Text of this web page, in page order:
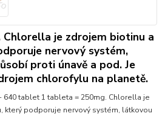
je zdrojem biotinu a
nervový systém,
proti únavě a pod. Je
chlorofylu na planetě.
640 tablet 1 tableta = 250mg. Chlorella je
který podporuje nervový systém, látkovou